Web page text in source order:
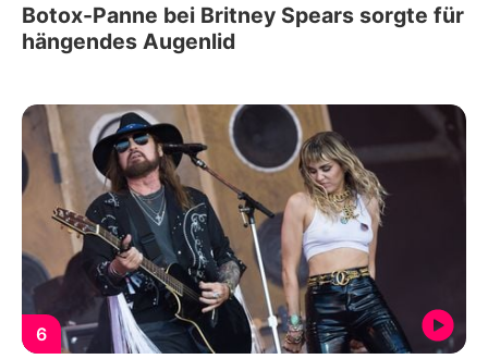
Botox-Panne bei Britney Spears sorgte für
hängendes Augenlid
6